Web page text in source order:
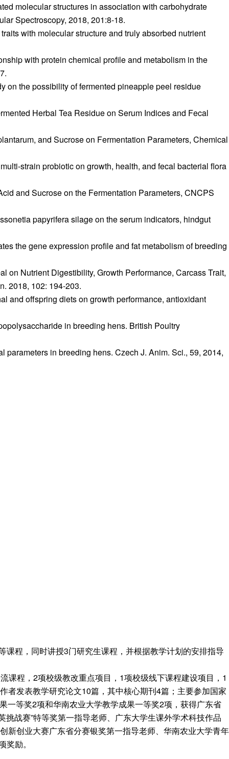
molecular structures in association with carbohydrate
Spectroscopy, 2018, 201:8-18.
with molecular structure and truly absorbed nutrient
with protein chemical profile and metabolism in the
the possibility of fermented pineapple peel residue
Herbal Tea Residue on Serum Indices and Fecal
and Sucrose on Fermentation Parameters, Chemical
strain probiotic on growth, health, and fecal bacterial flora
and Sucrose on the Fermentation Parameters, CNCPS
papyrifera silage on the serum indicators, hindgut
the gene expression profile and fat metabolism of breeding
on Nutrient Digestibility, Growth Performance, Carcass Trait,
2018, 102: 194-203.
and offspring diets on growth performance, antioxidant
in breeding hens. British Poultry
parameters in breeding hens. Czech J. Anim. Sci., 59, 2014,
程，同时讲授3门研究生课程，并根据教学计划的安排指导
课程，2项校级教改重点项目，1项校级线下课程建设项目，1
者发表教学研究论文10篇，其中核心期刊4篇；主要参加国家
一等奖2项和华南农业大学教学成果一等奖2项，获得广东省
战赛”特等奖第一指导老师、广东大学生课外学术科技作品
新创业大赛广东省分赛银奖第一指导老师、华南农业大学青年
励。